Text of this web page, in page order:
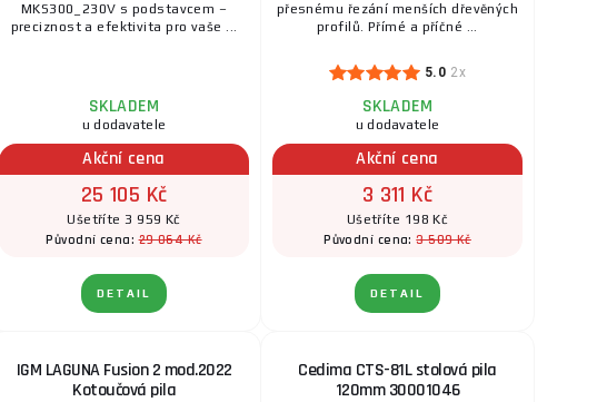
MKS300_230V s podstavcem –
preciznost a efektivita pro vaše ...
SKLADEM
u dodavatele
Akční cena
25 105 Kč
Ušetříte 3 959 Kč
Původní cena:29 064 Kč
DETAIL
přesnému řezání menších dřevěných
profilů. Přímé a příčné ...
5.0 2x
SKLADEM
u dodavatele
Akční cena
3 311 Kč
Ušetříte 198 Kč
Původní cena:3 509 Kč
DETAIL
IGM LAGUNA Fusion 2 mod.2022
Kotoučová pila
Cedima CTS-81L stolová pila
120mm 30001046